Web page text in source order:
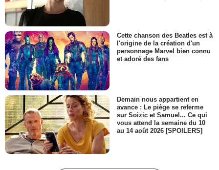
Cette chanson des Beatles est à
l'origine de la création d'un
personnage Marvel bien connu
et adoré des fans
Demain nous appartient en
avance : Le piège se referme
sur Soizic et Samuel... Ce qui
vous attend la semaine du 10
au 14 août 2026 [SPOILERS]